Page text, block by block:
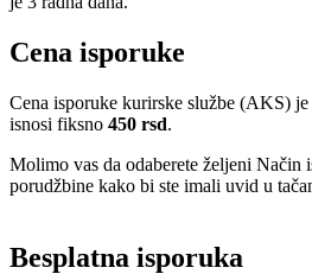
Cena isporuke
Cena isporuke kurirske službe (AKS)
isnosi fiksno 450 rsd.
Molimo vas da odaberete željeni Način
porudžbine kako bi ste imali uvid u
Besplatna isporuka